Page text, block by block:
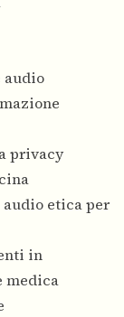
audio
privacy
etica per
in
medica